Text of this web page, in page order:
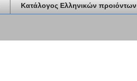
Κατάλογος Ελληνικών προιόντων